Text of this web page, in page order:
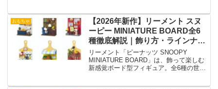
おもちゃ
【2026年新作】リーメント スヌ
ーピー MINIATURE BOARD全6
種徹底解説｜飾り方・ラインナッ
プ・予約情報まとめ
リーメント「ピーナッツ SNOOPY
MINIATURE BOARD」は、飾って楽しむ
新感覚ボード型フィギュア。全6種の世界